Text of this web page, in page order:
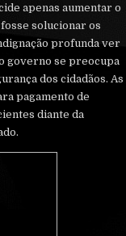
apenas aumentar o
solucionar os
profunda ver
governo se preocupa
dos cidadãos. As
pagamento de
diante da